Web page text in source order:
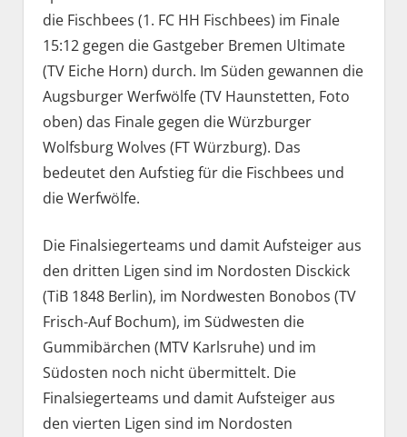
die Fischbees (1. FC HH Fischbees) im Finale
15:12 gegen die Gastgeber Bremen Ultimate
(TV Eiche Horn) durch. Im Süden gewannen die
Augsburger Werfwölfe (TV Haunstetten, Foto
oben) das Finale gegen die Würzburger
Wolfsburg Wolves (FT Würzburg). Das
bedeutet den Aufstieg für die Fischbees und
die Werfwölfe.
Die Finalsiegerteams und damit Aufsteiger aus
den dritten Ligen sind im Nordosten Disckick
(TiB 1848 Berlin), im Nordwesten Bonobos (TV
Frisch-Auf Bochum), im Südwesten die
Gummibärchen (MTV Karlsruhe) und im
Südosten noch nicht übermittelt. Die
Finalsiegerteams und damit Aufsteiger aus
den vierten Ligen sind im Nordosten